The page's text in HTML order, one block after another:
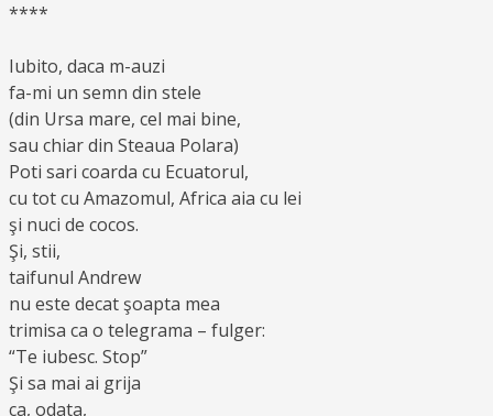
****
Iubito, daca m-auzi
fa-mi un semn din stele
(din Ursa mare, cel mai bine,
sau chiar din Steaua Polara)
Poti sari coarda cu Ecuatorul,
cu tot cu Amazomul, Africa aia cu lei
şi nuci de cocos.
Şi, stii,
taifunul Andrew
nu este decat şoapta mea
trimisa ca o telegrama – fulger:
“Te iubesc. Stop”
Şi sa mai ai grija
ca, odata,